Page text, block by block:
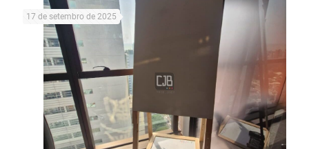
17 de setembro de 2025